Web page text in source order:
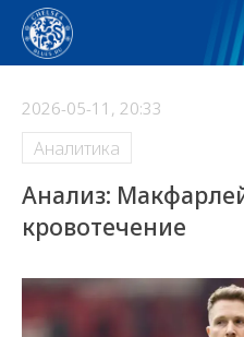
2026-05-11, 20:33
Аналитика
Анализ:
кровотечение